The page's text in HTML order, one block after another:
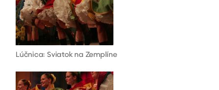
Lúčnica: Sviatok na Zemplíne